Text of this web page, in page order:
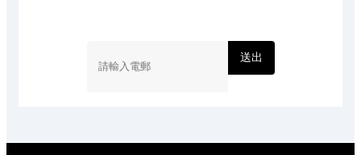
送出